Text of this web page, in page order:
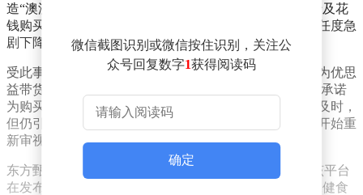
造“澳洲精准营养”形象，年销量达260万瓶。该品牌还涉及花
钱购买奖项、雇佣海外学者站台等行为，导致消费者信任度急
剧下降。
受此事件影响，与辉同行直播间成为焦点。该直播间曾为优思
益带货7.5万至10万单，事件爆发后迅速启动应急方案，承诺
为购买相关产品的消费者先行垫付全额退款。尽管处理及时，
但仍引发市场对直播选品标准的质疑，部分养生消费者开始重
新审视保健品购买渠道。
东方甄选选择此时切入保健赛道颇具深意。4月15日，该平台
在发布会上宣布6款自营产品获得“蓝帽子”认证（中国保健食
微信截图识别或微信按住识别，关注公
众号回复数字1获得阅读码
确定